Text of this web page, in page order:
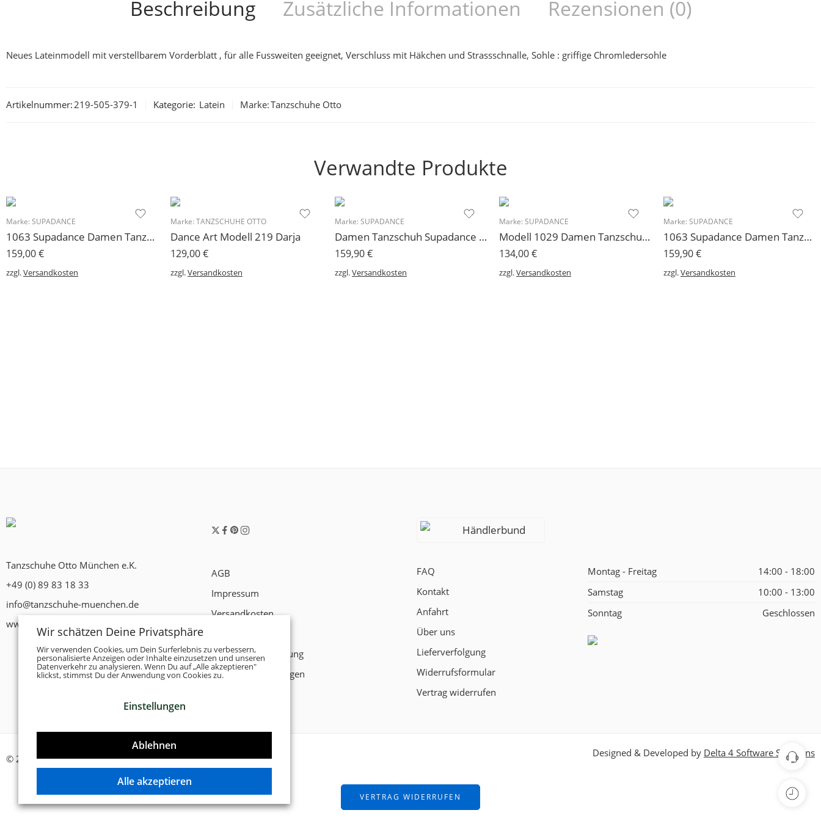
Beschreibung Zusätzliche Informationen Rezensionen (0)
Neues Lateinmodell mit verstellbarem Vorderblatt , für alle Fussweiten geeignet, Verschluss mit Häkchen und Strassschnalle, Sohle : griffige Chromledersohle
Artikelnummer:219-505-379-1 Kategorie: Latein Marke:Tanzschuhe Otto
Verwandte Produkte
Marke: SUPADANCE
1063 Supadance Damen Tanzschuh schmale Passform 6,5 cm
159,00€
zzgl.Versandkosten
Marke: TANZSCHUHE OTTO
Dance Art Modell 219 Darja
129,00€
zzgl.Versandkosten
Marke: SUPADANCE
Damen Tanzschuh Supadance Modell 1066
159,90€
zzgl.Versandkosten
Marke: SUPADANCE
Modell 1029 Damen Tanzschuh Supadance nur noch 1 Paar Gr. 5 (38) 7,5 cm Absatz
134,00€
zzgl.Versandkosten
Marke: SUPADANCE
1063 Supadance Damen Tanzschuh Lateinsandale für schmale Füße 5 cm
159,90€
zzgl.Versandkosten
Tanzschuhe Otto München e.K.
+49 (0) 89 83 18 33
info@tanzschuhe-muenchen.de
www.tanzschuhe-muenchen.de
AGB
Impressum
Versandkosten
Datenschutzerklärung
Zahlungsbedingungen
Händlerbund
FAQ
Kontakt
Anfahrt
Über uns
Lieferverfolgung
Widerrufsformular
Vertrag widerrufen
Montag - Freitag
14:00 - 18:00
Samstag
10:00 - 13:00
Sonntag
Geschlossen
© 2026 -Tanzschuhe Otto München e.K.- Alle Rechte vorbehalten!
Designed & Developed by Delta 4 Software Solutions
VERTRAG WIDERRUFEN
Wir schätzen Deine Privatsphäre
Wir verwenden Cookies, um Dein Surferlebnis zu verbessern,
personalisierte Anzeigen oder Inhalte einzusetzen und unseren
Datenverkehr zu analysieren. Wenn Du auf „Alle akzeptieren"
klickst, stimmst Du der Anwendung von Cookies zu.
Einstellungen
Ablehnen
Alle akzeptieren